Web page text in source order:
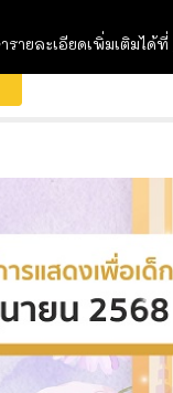
ายละเอียดเพิ่มเติมได้ที่